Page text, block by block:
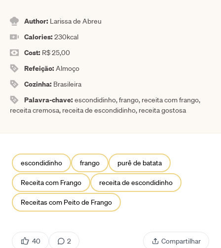
Author: Larissa de Abreu
Calories:230kcal
Cost: R$ 25,00
Refeição:Almoço
Cozinha: Brasileira
Palavra-chave:escondidinho, frango, receita com frango,
receita cremosa, receita de escondidinho, receita gostosa
escondidinho frango purê de batata
Receita com Frango receita de escondidinho
Receitas com Peito de Frango
40 2 Compartilhar